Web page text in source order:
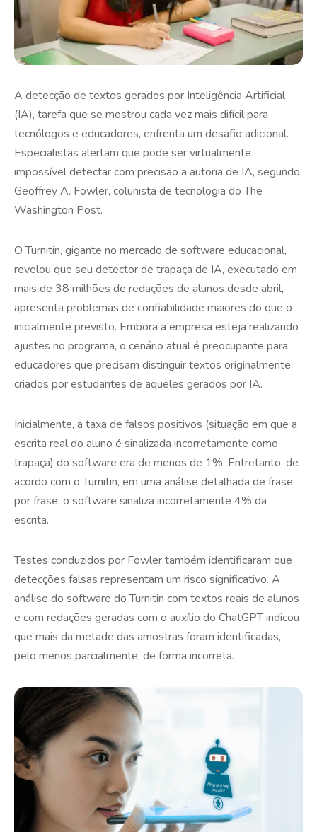
A detecção de textos gerados por Inteligência Artificial
(IA), tarefa que se mostrou cada vez mais difícil para
tecnólogos e educadores, enfrenta um desafio adicional.
Especialistas alertam que pode ser virtualmente
impossível detectar com precisão a autoria de IA, segundo
Geoffrey A. Fowler, colunista de tecnologia do The
Washington Post.
O Turnitin, gigante no mercado de software educacional,
revelou que seu detector de trapaça de IA, executado em
mais de 38 milhões de redações de alunos desde abril,
apresenta problemas de confiabilidade maiores do que o
inicialmente previsto. Embora a empresa esteja realizando
ajustes no programa, o cenário atual é preocupante para
educadores que precisam distinguir textos originalmente
criados por estudantes de aqueles gerados por IA.
Inicialmente, a taxa de falsos positivos (situação em que a
escrita real do aluno é sinalizada incorretamente como
trapaça) do software era de menos de 1%. Entretanto, de
acordo com o Turnitin, em uma análise detalhada de frase
por frase, o software sinaliza incorretamente 4% da
escrita.
Testes conduzidos por Fowler também identificaram que
detecções falsas representam um risco significativo. A
análise do software do Turnitin com textos reais de alunos
e com redações geradas com o auxílio do ChatGPT indicou
que mais da metade das amostras foram identificadas,
pelo menos parcialmente, de forma incorreta.